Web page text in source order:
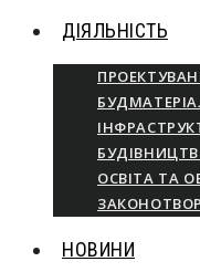
ДІЯЛЬНІСТЬ
ОСВІТА ТА
НОВИНИ